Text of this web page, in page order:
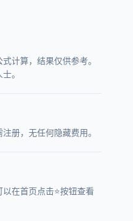
计算，结果仅供参考。
。
册，无任何隐藏费用。
在首页点击⭐按钮查看